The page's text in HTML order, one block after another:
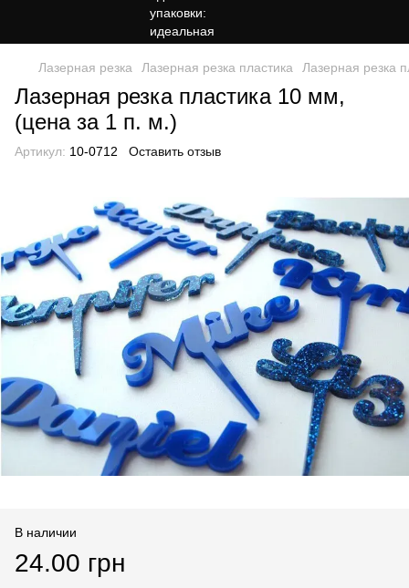
Лазерная резка Лазерная резка пластика Лазерная резка
Лазерная резка пластика 10 мм,
(цена за 1 п. м.)
Артикул: 10-0712 Оставить отзыв
В наличии
24.00 грн